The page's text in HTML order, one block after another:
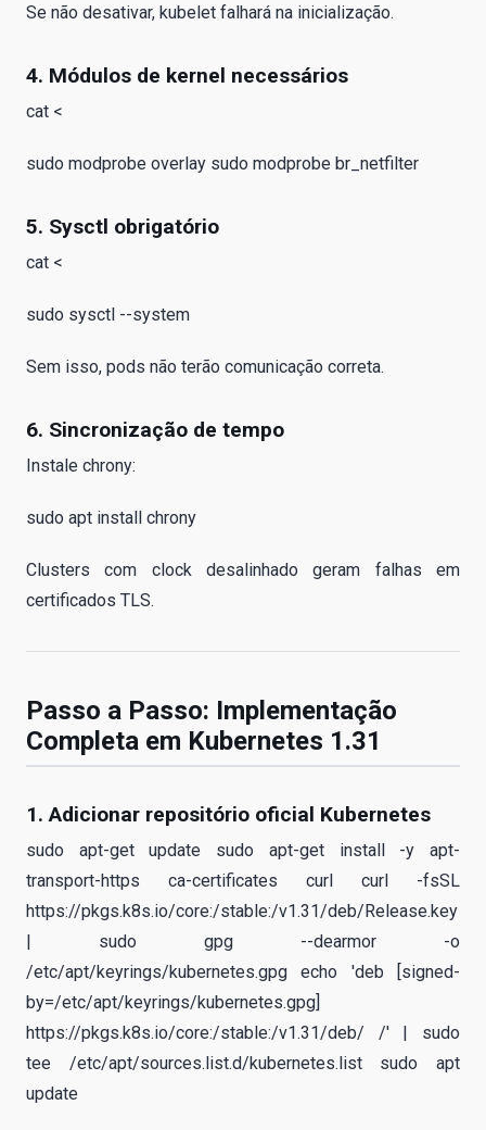
Se não desativar, kubelet falhará na inicialização.
4. Módulos de kernel necessários
cat <
sudo modprobe overlay sudo modprobe br_netfilter
5. Sysctl obrigatório
cat <
sudo sysctl --system
Sem isso, pods não terão comunicação correta.
6. Sincronização de tempo
Instale chrony:
sudo apt install chrony
Clusters com clock desalinhado geram falhas em
certificados TLS.
Passo a Passo: Implementação
Completa em Kubernetes 1.31
1. Adicionar repositório oficial Kubernetes
sudo apt-get update sudo apt-get install -y apt-
transport-https ca-certificates curl curl -fsSL
https://pkgs.k8s.io/core:/stable:/v1.31/deb/Release.key
| sudo gpg --dearmor -o
/etc/apt/keyrings/kubernetes.gpg echo 'deb [signed-
by=/etc/apt/keyrings/kubernetes.gpg]
https://pkgs.k8s.io/core:/stable:/v1.31/deb/ /' | sudo
tee /etc/apt/sources.list.d/kubernetes.list sudo apt
update